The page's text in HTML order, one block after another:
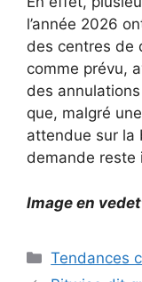
l’année 2026
des centres de
comme prévu,
des
que, malgré
attendue sur la
demande reste
Image en
Catégories
Tendances